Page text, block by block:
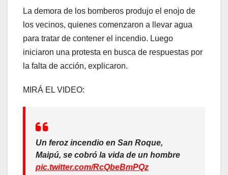
La demora de los bomberos produjo el enojo de
los vecinos, quienes comenzaron a llevar agua
para tratar de contener el incendio. Luego
iniciaron una protesta en busca de respuestas por
la falta de acción, explicaron.
MIRÁ EL VIDEO:
Un feroz incendio en San Roque,
Maipú, se cobró la vida de un hombre
pic.twitter.com/RcQbeBmPQz